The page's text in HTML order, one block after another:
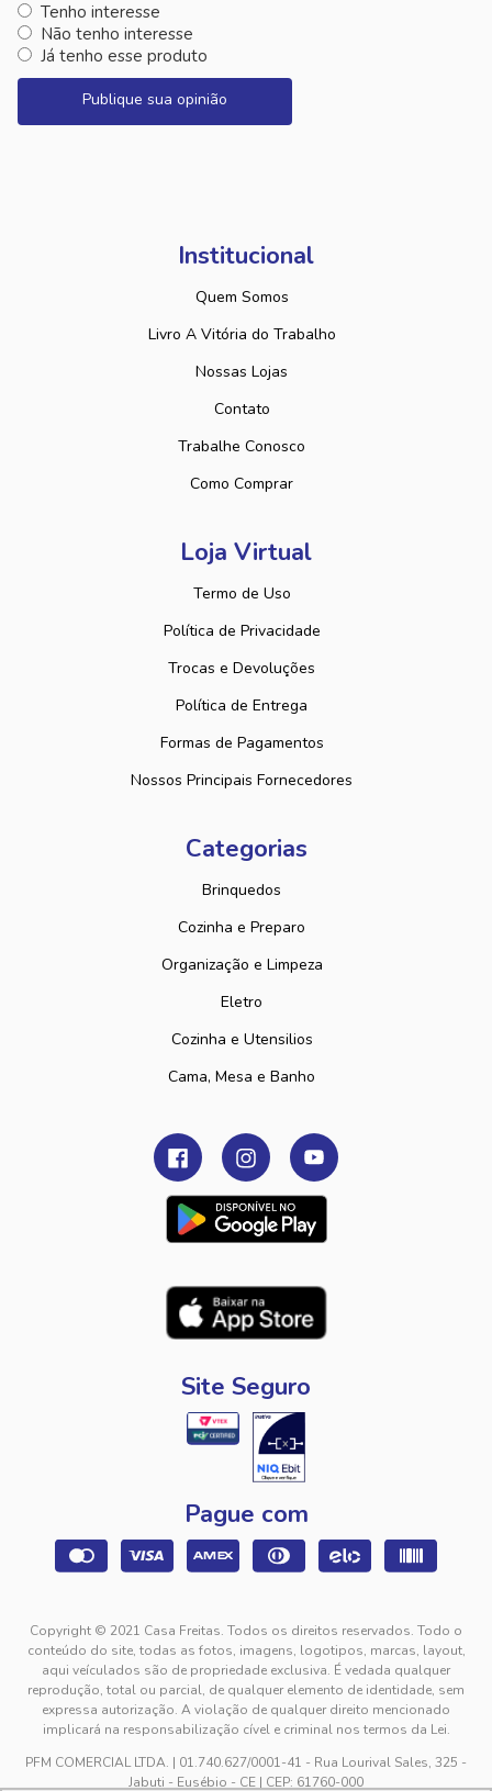
Tenho interesse
Não tenho interesse
Já tenho esse produto
Publique sua opinião
Institucional
Quem Somos
Livro A Vitória do Trabalho
Nossas Lojas
Contato
Trabalhe Conosco
Como Comprar
Loja Virtual
Termo de Uso
Política de Privacidade
Trocas e Devoluções
Política de Entrega
Formas de Pagamentos
Nossos Principais Fornecedores
Categorias
Brinquedos
Cozinha e Preparo
Organização e Limpeza
Eletro
Cozinha e Utensilios
Cama, Mesa e Banho
Site Seguro
Pague com
Copyright © 2021 Casa Freitas. Todos os direitos reservados. Todo o
conteúdo do site, todas as fotos, imagens, logotipos, marcas, layout,
aqui veículados são de propriedade exclusiva. É vedada qualquer
reprodução, total ou parcial, de qualquer elemento de identidade, sem
expressa autorização. A violação de qualquer direito mencionado
implicará na responsabilização cível e criminal nos termos da Lei.
PFM COMERCIAL LTDA. | 01.740.627/0001-41 - Rua Lourival Sales, 325 -
Jabuti - Eusébio - CE | CEP: 61760-000